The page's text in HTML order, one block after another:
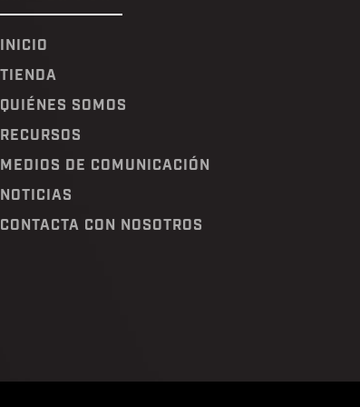
INICIO
TIENDA
QUIÉNES SOMOS
RECURSOS
MEDIOS DE COMUNICACIÓN
NOTICIAS
CONTACTA CON NOSOTROS